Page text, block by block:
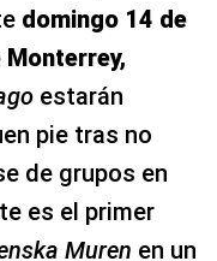
domingo 14 de
Monterrey,
estarán
pie tras no
de grupos en
es el primer
Muren en un